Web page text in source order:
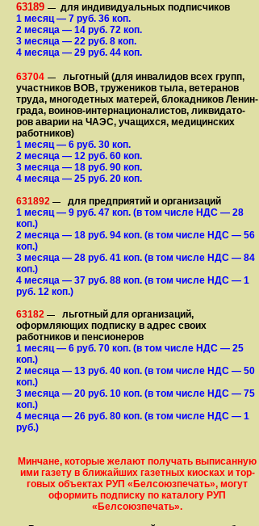
63189 — для индивидуальных подписчиков
1 месяц— 7 руб. 36 коп.
2 месяца — 14 руб. 72 коп.
3 месяца — 22 руб. 8 коп.
4 месяца — 29 руб. 44 коп.
63704 —
льготный (для ин­ва­лидов всех групп,
участ­ников ВОВ, труже­ни­ков тыла, ветеранов
труда, мно­го­­детных матерей, бло­­кад­ни­ков Ле­нин­
града, воинов-интернаци­о­на­­ли­стов, лик­ви­да­то­
ров аварии на ЧАЭС, уча­щихся, медицинских
работников)
1 месяц— 6 руб. 30 коп.
2 месяца — 12 руб. 60 коп.
3 месяца — 18 руб. 90 коп.
4 месяца — 25 руб. 20 коп.
631892 —
для предприятий и организаций
1 месяц— 9 руб. 47 коп. (в том числе НДС — 28
коп.)
2 месяца — 18 руб. 94 коп. (в том числе НДС — 56
коп.)
3 месяца — 28 руб. 41 коп. (в том числе НДС — 84
коп.)
4 месяца — 37 руб. 88 коп. (в том числе НДС — 1
руб. 12 коп.)
63182 —
льготный для организаций,
оформляющих подписку в адрес своих
работников и пенсионеров
1 месяц— 6 руб. 70 коп. (в том числе НДС — 25
коп.)
2 месяца — 13 руб. 40 коп. (в том числе НДС — 50
коп.)
3 месяца — 20 руб. 10 коп. (в том числе НДС — 75
коп.)
4 месяца — 26 руб. 80 коп. (в том числе НДС — 1
руб.)
Минчане, которые желают получать вы­писанную
ими газету в бли­жай­ших газет­ных киосках и тор­
го­вых объе­ктах РУП «Белсоюзпечать», могут
оформить под­пис­ку по ка­та­ло­гу РУП
«Белсоюзпечать».